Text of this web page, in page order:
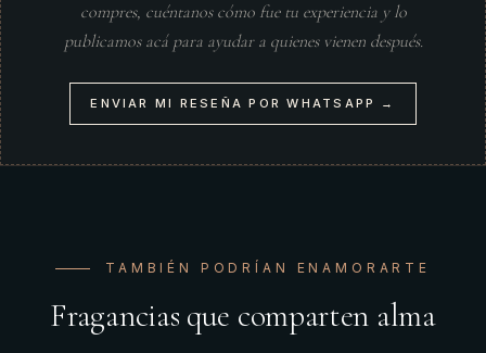
compres, cuéntanos cómo fue tu experiencia y lo
publicamos acá para ayudar a quienes vienen después.
ENVIAR MI RESEÑA POR WHATSAPP →
TAMBIÉN PODRÍAN ENAMORARTE
Fragancias que comparten alma